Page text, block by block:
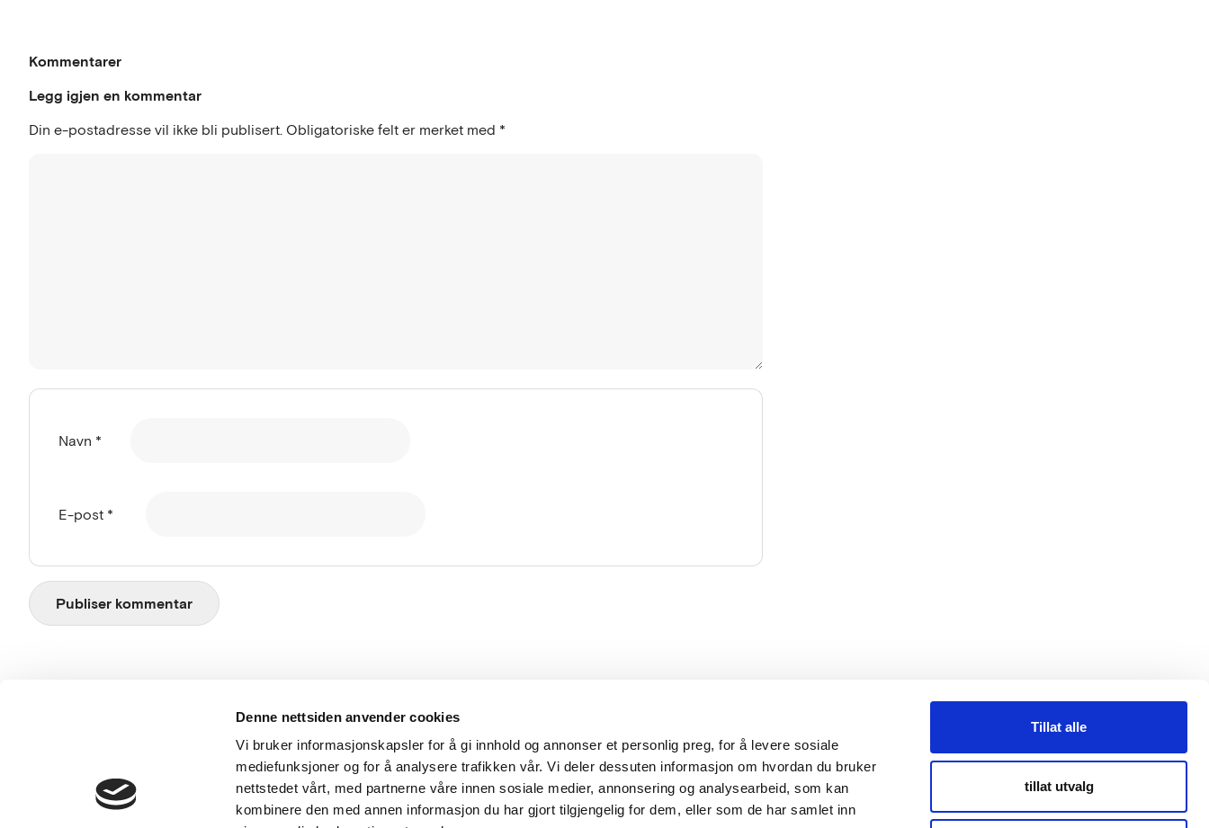
Denne nettsiden anvender cookies
Vi bruker informasjonskapsler for å gi innhold og annonser et personlig preg, for å levere sosiale
mediefunksjoner og for å analysere trafikken vår. Vi deler dessuten informasjon om hvordan du bruker
nettstedet vårt, med partnerne våre innen sosiale medier, annonsering og analysearbeid, som kan
kombinere den med annen informasjon du har gjort tilgjengelig for dem, eller som de har samlet inn
Tillat alle
tillat utvalg
Kommentarer
Legg igjen en kommentar
Din e-postadresse vil ikke bli publisert. Obligatoriske felt er merket med *
Navn *
E-post *
lup@lup.no
Se alle kontaktpersoner
Middelthuns gate 27
0368 Oslo